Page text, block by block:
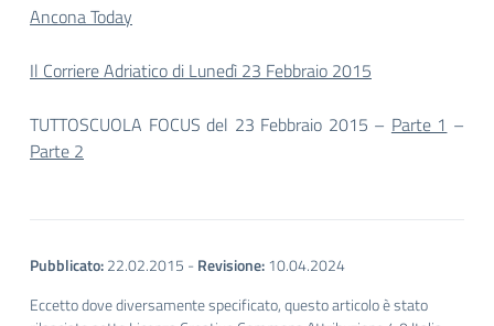
Ancona Today
Il Corriere Adriatico di Lunedì 23 Febbraio 2015
TUTTOSCUOLA FOCUS del 23 Febbraio 2015 – Parte 1 –
Parte 2
Pubblicato:22.02.2015 -Revisione:10.04.2024
Eccetto dove diversamente specificato, questo articolo è stato